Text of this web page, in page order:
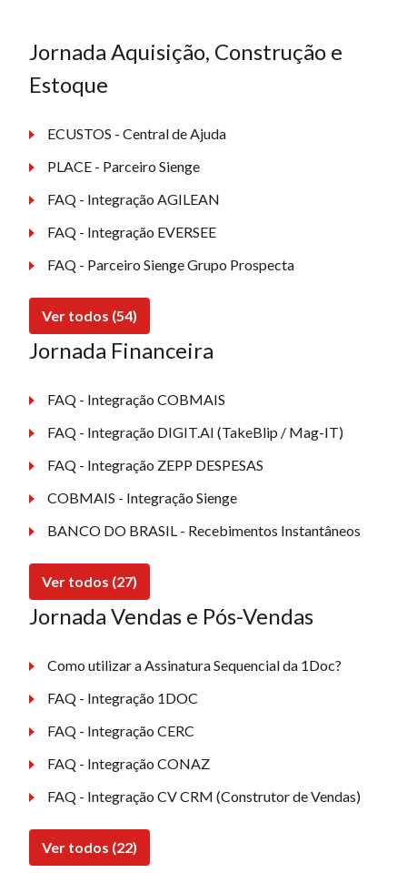
Jornada Aquisição, Construção e
Estoque
ECUSTOS - Central de Ajuda
PLACE - Parceiro Sienge
FAQ - Integração AGILEAN
FAQ - Integração EVERSEE
FAQ - Parceiro Sienge Grupo Prospecta
Ver todos (54)
Jornada Financeira
FAQ - Integração COBMAIS
FAQ - Integração DIGIT.AI (TakeBlip / Mag-IT)
FAQ - Integração ZEPP DESPESAS
COBMAIS - Integração Sienge
BANCO DO BRASIL - Recebimentos Instantâneos
Ver todos (27)
Jornada Vendas e Pós-Vendas
Como utilizar a Assinatura Sequencial da 1Doc?
FAQ - Integração 1DOC
FAQ - Integração CERC
FAQ - Integração CONAZ
FAQ - Integração CV CRM (Construtor de Vendas)
Ver todos (22)